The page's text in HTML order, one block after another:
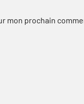
mon prochain